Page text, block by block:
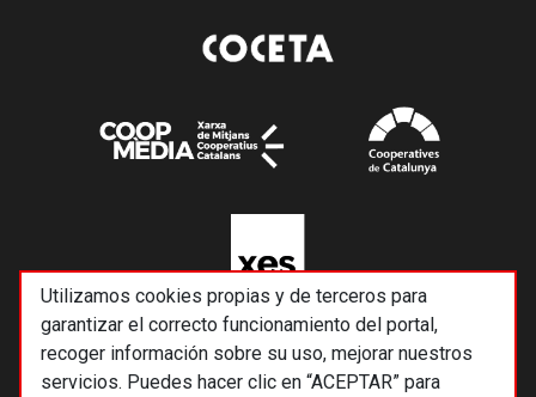
Utilizamos cookies propias y de terceros para
garantizar el correcto funcionamiento del portal,
recoger información sobre su uso, mejorar nuestros
servicios. Puedes hacer clic en “ACEPTAR” para